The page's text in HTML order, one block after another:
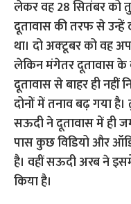
लेकर वह 28 सितंबर को
दूतावास की तरफ से उन्हें
था। दो अक्‍टूबर को वह
लेकिन मंगेतर दूतावास के
दूतावास से बाहर ही
दोनों में तनाव बढ़ गया
सऊदी ने दूतावास में ही
पास कुछ विडियो और
है। वहीं सऊदी अरब ने
किया है।